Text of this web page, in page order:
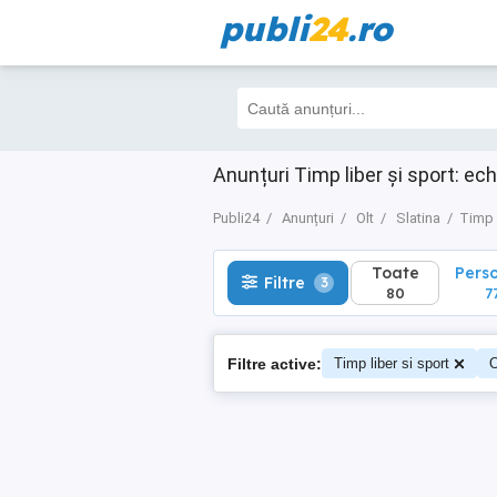
publi24.ro
Anunțuri Timp liber și sport:
Publi24 Anunțuri Olt Slatina Timp
Filtre 3 Toate
80
Filtre 3 Toate
80
Filtre active: Timp liber si sport